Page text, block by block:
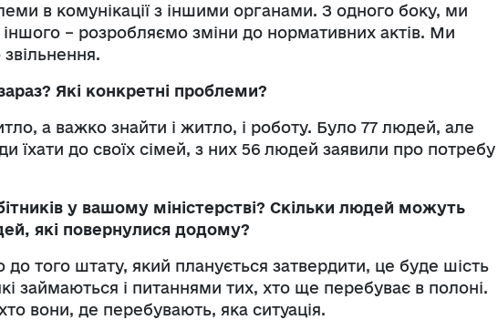
в комунікації з іншими органами. З одного боку, ми
– розробляємо зміни до нормативних актів. Ми
Які конкретні проблеми?
а важко знайти і житло, і роботу. Було 77 людей, але
їхати до своїх сімей, з них 56 людей заявили про потребу
у вашому міністерстві? Скільки людей можуть
які повернулися додому?
до того штату, який планується затвердити, це буде шість
займаються і питаннями тих, хто ще перебуває в полоні.
вони, де перебувають, яка ситуація.